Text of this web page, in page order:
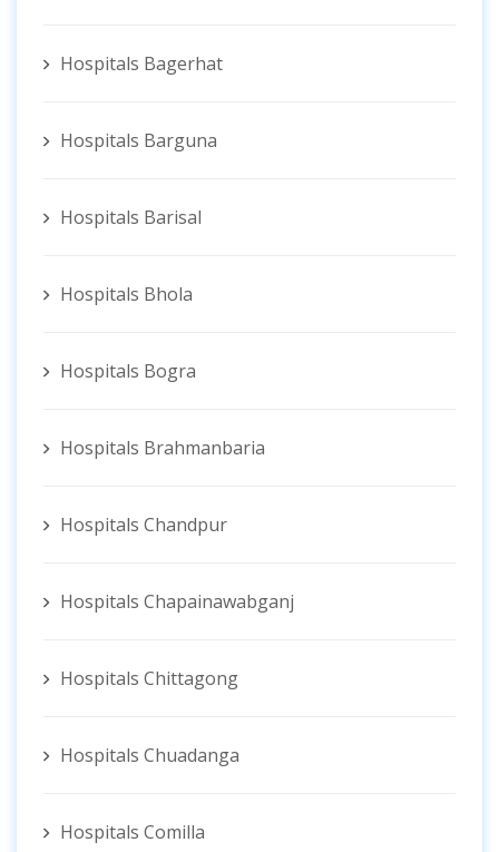
Hospitals Bagerhat
Hospitals Barguna
Hospitals Barisal
Hospitals Bhola
Hospitals Bogra
Hospitals Brahmanbaria
Hospitals Chandpur
Hospitals Chapainawabganj
Hospitals Chittagong
Hospitals Chuadanga
Hospitals Comilla